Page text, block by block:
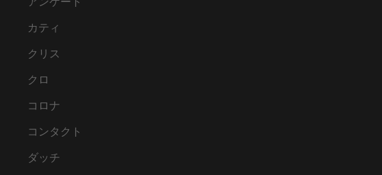
カティ
クリス
クロ
コロナ
コンタクト
ダッチ